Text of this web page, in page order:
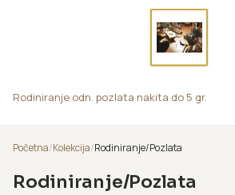
Rodiniranje odn. pozlata nakita do 5 gr.
Početna/Kolekcija/Rodiniranje/Pozlata
Rodiniranje/Pozlata